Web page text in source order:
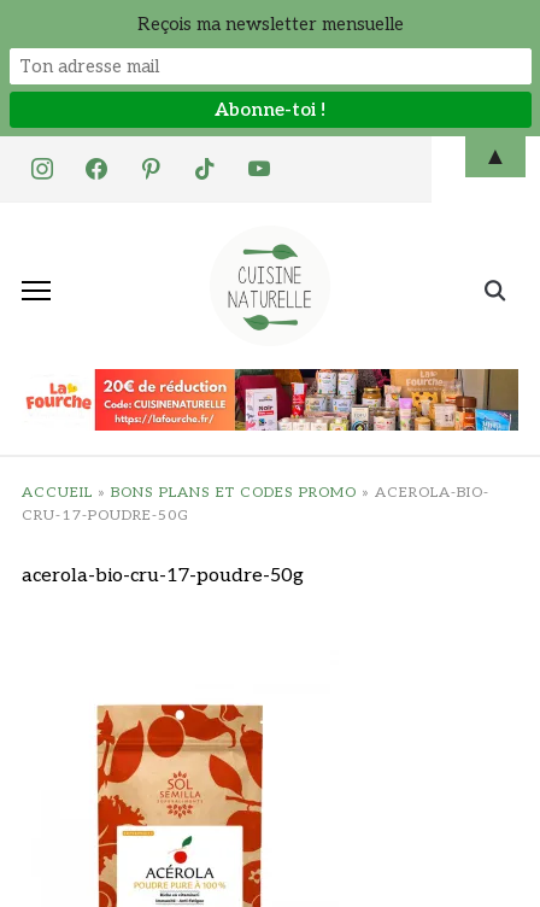
instagramfacebookpinteresttiktok youtube
Search
ACCUEIL » BONS PLANS ET CODES PROMO » ACEROLA-BIO-
CRU-17-POUDRE-50G
acerola-bio-cru-17-poudre-50g
Reçois ma newsletter mensuelle
▲